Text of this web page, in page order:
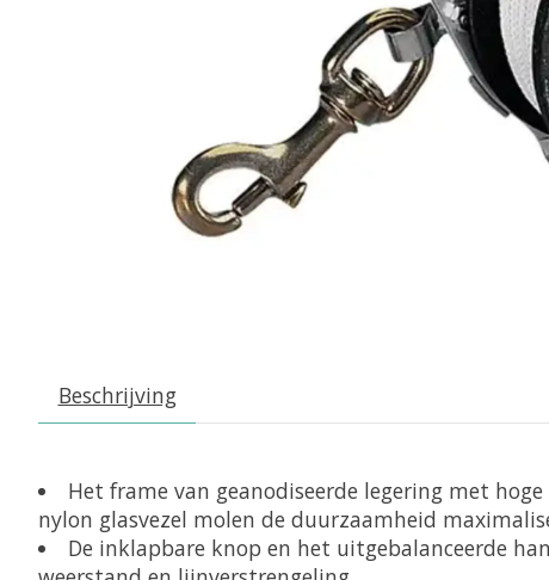
Beschrijving
Het frame van geanodiseerde legering met
nylon glasvezel molen de duurzaamheid
De inklapbare knop en het uitgebalanceerde